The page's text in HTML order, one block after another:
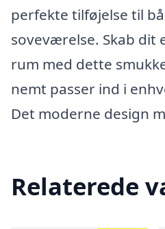
perfekte tilføjelse til
soveværelse. Skab dit
rum med dette
nemt passer ind i
Det moderne design
Relaterede